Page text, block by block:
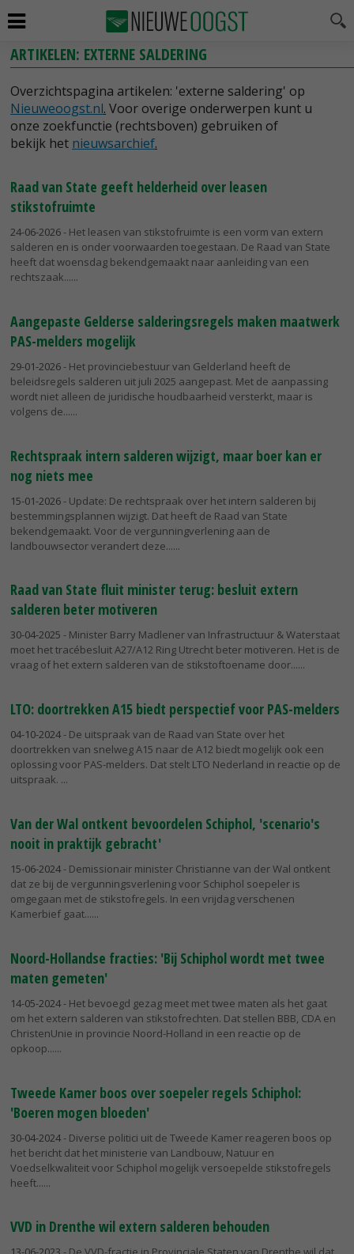
ARTIKELEN: EXTERNE SALDERING
Overzichtspagina artikelen: 'externe saldering' op
Nieuweoogst.nl. Voor overige onderwerpen kunt u
onze zoekfunctie (rechtsboven) gebruiken of
bekijk het nieuwsarchief.
Raad van State geeft helderheid over leasen
stikstofruimte
24-06-2026- Het leasen van stikstofruimte is een vorm van extern
salderen en is onder voorwaarden toegestaan. De Raad van State
heeft dat woensdag bekendgemaakt naar aanleiding van een
rechtszaak...
Aangepaste Gelderse salderingsregels maken maatwerk
PAS-melders mogelijk
29-01-2026- Het provinciebestuur van Gelderland heeft de
beleidsregels salderen uit juli 2025 aangepast. Met de aanpassing
wordt niet alleen de juridische houdbaarheid versterkt, maar is
volgens de...
Rechtspraak intern salderen wijzigt, maar boer kan er
nog niets mee
15-01-2026- Update: De rechtspraak over het intern salderen bij
bestemmingsplannen wijzigt. Dat heeft de Raad van State
bekendgemaakt. Voor de vergunningverlening aan de
landbouwsector verandert deze...
Raad van State fluit minister terug: besluit extern
salderen beter motiveren
30-04-2025 - Minister Barry Madlener van Infrastructuur & Waterstaat
moet het tracébesluit A27/A12 Ring Utrecht beter motiveren. Het is de
vraag of het extern salderen van de stikstoftoename door...
LTO: doortrekken A15 biedt perspectief voor PAS-melders
04-10-2024- De uitspraak van de Raad van State over het
doortrekken van snelweg A15 naar de A12 biedt mogelijk ook een
oplossing voor PAS-melders. Dat stelt LTO Nederland in reactie op de
uitspraak.
Van der Wal ontkent bevoordelen Schiphol, 'scenario's
nooit in praktijk gebracht'
15-06-2024- Demissionair minister Christianne van der Wal ontkent
dat ze bij de vergunningsverlening voor Schiphol soepeler is
omgegaan met de stikstofregels. In een vrijdag verschenen
Kamerbief gaat...
Noord-Hollandse fracties: 'Bij Schiphol wordt met twee
maten gemeten'
14-05-2024- Het bevoegd gezag meet met twee maten als het gaat
om het extern salderen van stikstofrechten. Dat stellen BBB, CDA en
ChristenUnie in provincie Noord-Holland in een reactie op de
opkoop...
Tweede Kamer boos over soepeler regels Schiphol:
'Boeren mogen bloeden'
30-04-2024- Diverse politici uit de Tweede Kamer reageren boos op
het bericht dat het ministerie van Landbouw, Natuur en
Voedselkwaliteit voor Schiphol mogelijk versoepelde stikstofregels
heeft...
VVD in Drenthe wil extern salderen behouden